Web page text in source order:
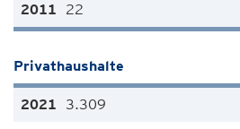
22
Privathaushalte
3.309